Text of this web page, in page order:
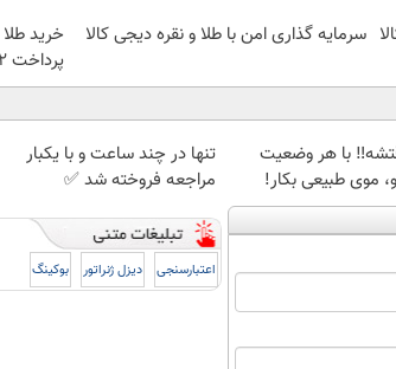
سرمایه گذاری امن با طلا و نقره دیجی کالا
خرید
پرداخت 12 ماهه )
با هر وضعیت
موی طبیعی بکار!
تنها در چند ساعت و با یکبار
مراجعه فروخته شد ✅
اعتبارسنجی دیزل ژنراتور بوکینگ